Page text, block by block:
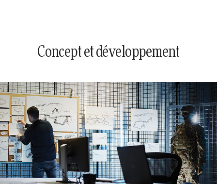
Concept et développement